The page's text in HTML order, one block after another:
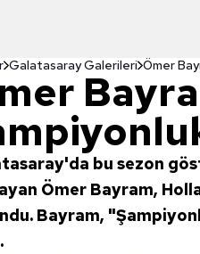
Galatasaray Galerileri Ömer
bu sezon
Ömer Bayram,
Bayram,